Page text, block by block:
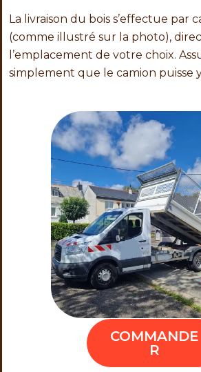
La livraison du bois s’effectue par
(comme illustré sur la photo),
l’emplacement de votre choix.
simplement que le camion puisse
COMMANDE
R